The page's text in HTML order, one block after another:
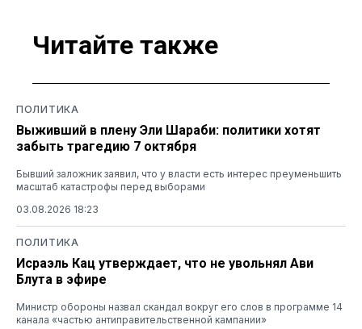
Читайте также
ПОЛИТИКА
Выживший в плену Эли Шараби: политики хотят
забыть трагедию 7 октября
Бывший заложник заявил, что у власти есть интерес преуменьшить
масштаб катастрофы перед выборами
03.08.2026 18:23
ПОЛИТИКА
Исраэль Кац утверждает, что не увольнял Ави
Блута в эфире
Министр обороны назвал скандал вокруг его слов в программе 14
канала «частью антиправительственной кампании»